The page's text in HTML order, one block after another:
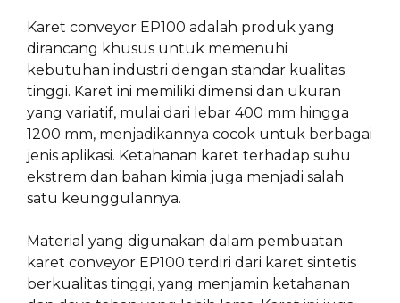
Karet conveyor EP100 adalah produk yang
dirancang khusus untuk memenuhi
kebutuhan industri dengan standar kualitas
tinggi. Karet ini memiliki dimensi dan ukuran
yang variatif, mulai dari lebar 400 mm hingga
1200 mm, menjadikannya cocok untuk berbagai
jenis aplikasi. Ketahanan karet terhadap suhu
ekstrem dan bahan kimia juga menjadi salah
satu keunggulannya.
Material yang digunakan dalam pembuatan
karet conveyor EP100 terdiri dari karet sintetis
berkualitas tinggi, yang menjamin ketahanan